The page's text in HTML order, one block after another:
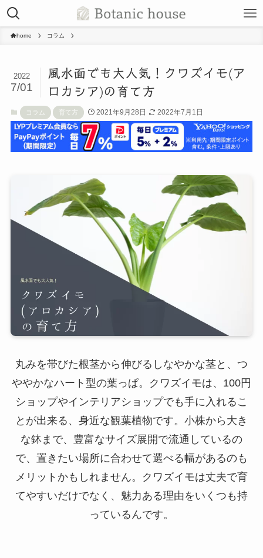
home コラム
風水面でも大人気！クワズイモ(ア
ロカシア)の育て方
2022
7/01
コラム 育て方 2021年9月28日 2022年7月1日
丸みを帯びた根茎から伸びるしなやかな茎と、つ
ややかなハート型の葉っぱ。クワズイモは、100円
ショップやインテリアショップでも手に入れるこ
とが出来る、身近な観葉植物です。小株から大き
な鉢まで、豊富なサイズ展開で流通しているの
で、置きたい場所に合わせて選べる幅があるのも
メリットかもしれません。クワズイモは丈夫で育
てやすいだけでなく、魅力ある理由をいくつも持
っているんです。